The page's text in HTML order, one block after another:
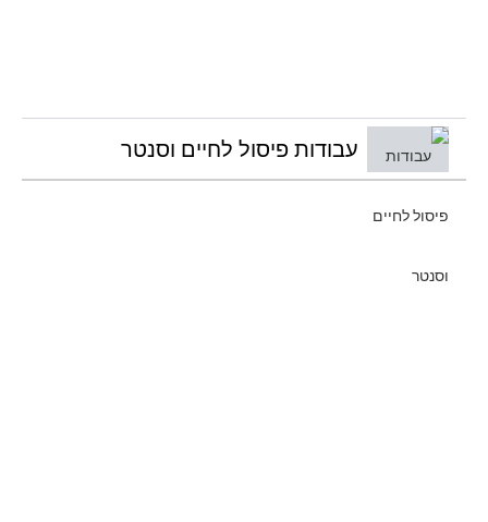
עבודות פיסול לחיים וסנטר